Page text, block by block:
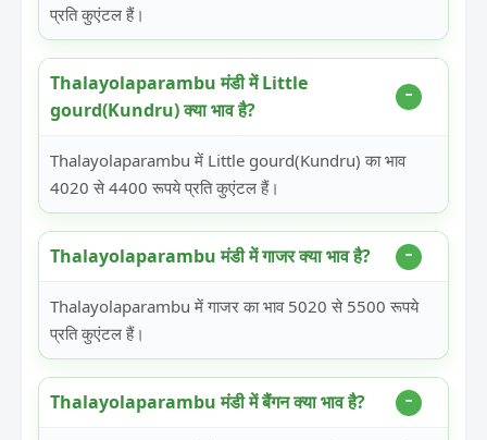
प्रति कुएंटल हैं।
Thalayolaparambu मंडी में Little
gourd(Kundru) क्या भाव है?
Thalayolaparambu में Little gourd(Kundru) का भाव
4020 से 4400 रूपये प्रति कुएंटल हैं।
Thalayolaparambu मंडी में गाजर क्या भाव है?
Thalayolaparambu में गाजर का भाव 5020 से 5500 रूपये
प्रति कुएंटल हैं।
Thalayolaparambu मंडी में बैंगन क्या भाव है?